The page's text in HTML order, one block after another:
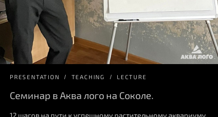
PRESENTATION TEACHING LECTURE
Семинар в Аква лого на Соколе.
12 шагов на пути к успешному растительному аквариуму.